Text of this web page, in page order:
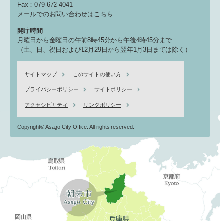
Fax：079-672-4041
メールでのお問い合わせはこちら
開庁時間
月曜日から金曜日の午前8時45分から午後4時45分まで
（土、日、祝日および12月29日から翌年1月3日までは除く）
サイトマップ このサイトの使い方
プライバシーポリシー サイトポリシー
アクセシビリティ リンクポリシー
Copyright© Asago City Office. All rights reserved.